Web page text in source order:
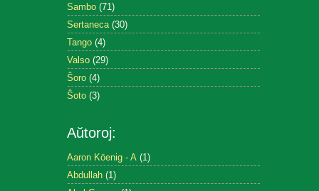
Sambo (71)
Sertaneca (30)
Tango (4)
Valso (29)
Ŝoro (4)
Ŝoto (3)
Aŭtoroj:
Aaron Köenig - A (1)
Abdullah (1)